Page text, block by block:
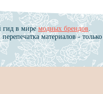
гид в миремодных брендов
материалов - только